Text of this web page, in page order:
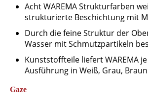
Acht WAREMA Strukturfarben
strukturierte Beschichtung mit
Durch die feine Struktur der
Wasser mit Schmutzpartikeln
Kunststoffteile liefert WAREMA
Ausführung in Weiß, Grau,
Gaze